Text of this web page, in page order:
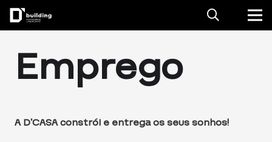
Emprego
A D’CASA constrói e entrega os seus sonhos!